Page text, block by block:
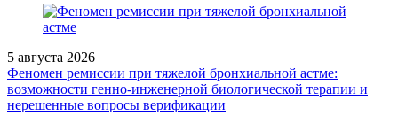
5 августа 2026
Феномен ремиссии при тяжелой бронхиальной астме:
возможности генно-инженерной биологической терапии и
нерешенные вопросы верификации